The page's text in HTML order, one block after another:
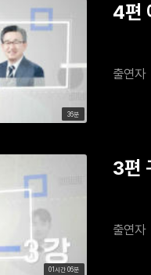
36분
4편
출연자
01시간 06분
3편
출연자